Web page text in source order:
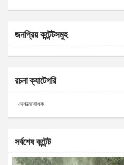
জনপ্রিয় কন্টেন্টসমুহ
রচনা ক্যাটেগরি
দেশাত্মবোধক
সর্বশেষ কন্টেন্ট